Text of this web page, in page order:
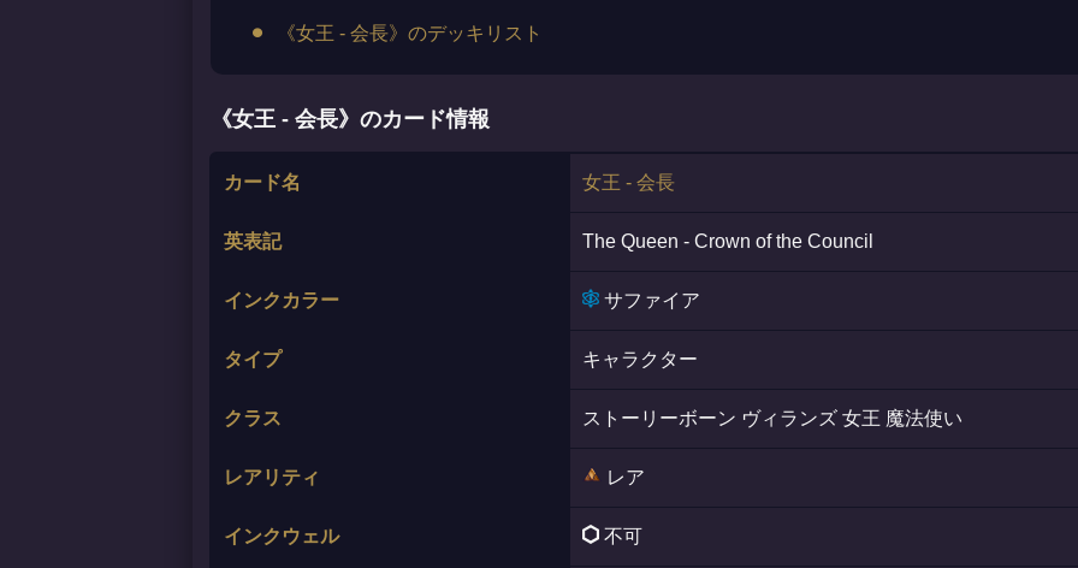
《女王 - 会長》のデッキリスト
《女王 - 会長》のカード情報
カード名 女王 - 会長
英表記 The Queen - Crown of the Council
インクカラー サファイア
タイプ キャラクター
クラス ストーリーボーン ヴィランズ 女王 魔法使い
レアリティ レア
インクウェル 不可